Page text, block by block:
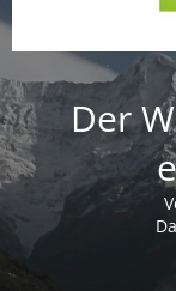
Der